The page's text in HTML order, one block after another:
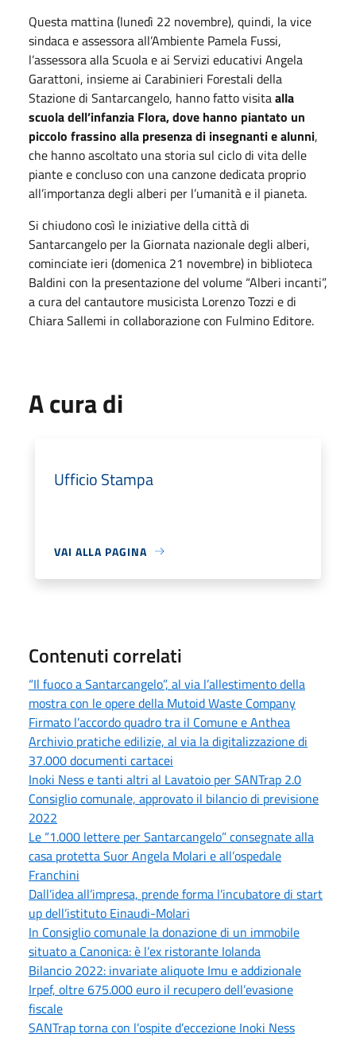
Questa mattina (lunedì 22 novembre), quindi, la vice
sindaca e assessora all’Ambiente Pamela Fussi,
l’assessora alla Scuola e ai Servizi educativi Angela
Garattoni, insieme ai Carabinieri Forestali della
Stazione di Santarcangelo, hanno fatto visitaalla
scuola dell’infanzia Flora, dove hanno piantato un
piccolo frassino alla presenza di insegnanti e alunni,
che hanno ascoltato una storia sul ciclo di vita delle
piante e concluso con una canzone dedicata proprio
all’importanza degli alberi per l’umanità e il pianeta.
Si chiudono così le iniziative della città di
Santarcangelo per la Giornata nazionale degli alberi,
cominciate ieri (domenica 21 novembre) in biblioteca
Baldini con la presentazione del volume “Alberi incanti”,
a cura del cantautore musicista Lorenzo Tozzi e di
Chiara Sallemi in collaborazione con Fulmino Editore.
A cura di
Ufficio Stampa
VAI ALLA PAGINA
Contenuti correlati
“Il fuoco a Santarcangelo”, al via l’allestimento della
mostra con le opere della Mutoid Waste Company
Firmato l’accordo quadro tra il Comune e Anthea
Archivio pratiche edilizie, al via la digitalizzazione di
37.000 documenti cartacei
Inoki Ness e tanti altri al Lavatoio per SANTrap 2.0
Consiglio comunale, approvato il bilancio di previsione
2022
Le “1.000 lettere per Santarcangelo” consegnate alla
casa protetta Suor Angela Molari e all’ospedale
Franchini
Dall’idea all’impresa, prende forma l’incubatore di start
up dell’istituto Einaudi-Molari
In Consiglio comunale la donazione di un immobile
situato a Canonica: è l’ex ristorante Iolanda
Bilancio 2022: invariate aliquote Imu e addizionale
Irpef, oltre 675.000 euro il recupero dell’evasione
fiscale
SANTrap torna con l’ospite d’eccezione Inoki Ness